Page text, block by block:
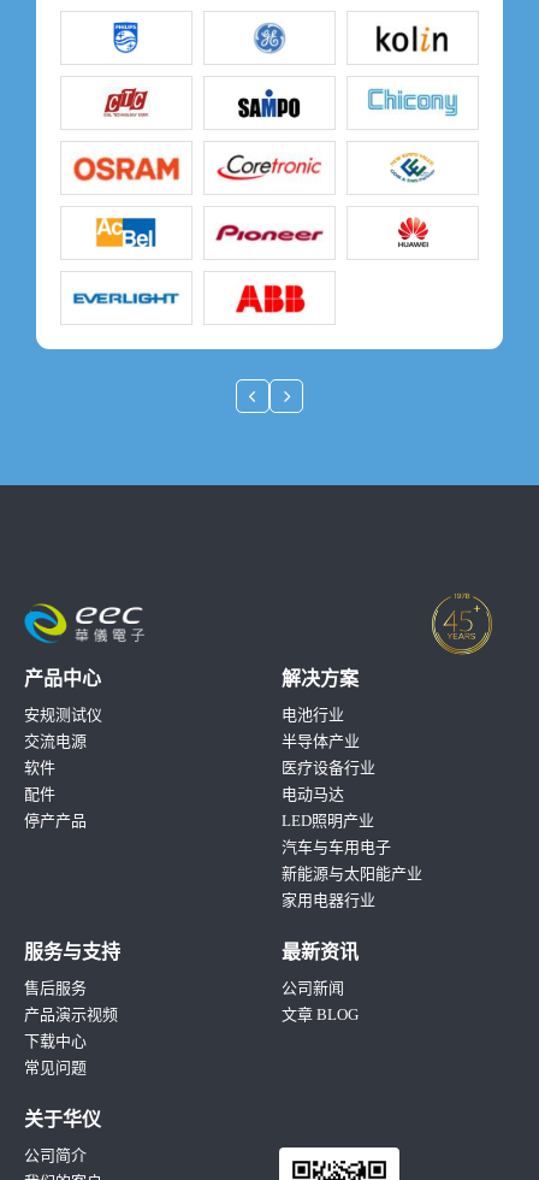
产品中心
安规测试仪
交流电源
软件
配件
停产产品
解决方案
电池行业
半导体产业
医疗设备行业
电动马达
LED照明产业
汽车与车用电子
新能源与太阳能产业
家用电器行业
服务与支持
售后服务
产品演示视频
下载中心
常见问题
最新资讯
公司新闻
文章 BLOG
关于华仪
公司简介